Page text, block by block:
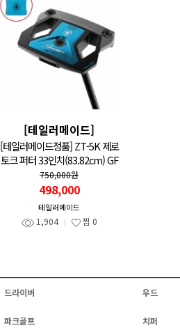
[테일러메이드]
[테일러메이드정품] ZT-5K 제로
토크 퍼터 33인치(83.82cm) GF
750,000원
498,000
테일러메이드
1,904 찜 0
드라이버 우드
파크골프 치퍼